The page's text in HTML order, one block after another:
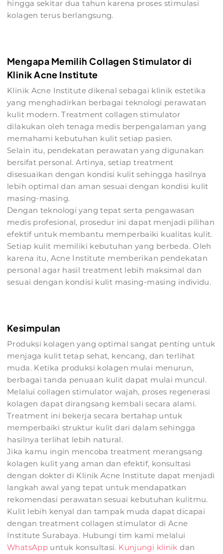
hingga sekitar dua tahun karena proses stimulasi
kolagen terus berlangsung.
Mengapa Memilih Collagen Stimulator di
Klinik Acne Institute
Klinik Acne Institute dikenal sebagai klinik estetika
yang menghadirkan berbagai teknologi perawatan
kulit modern. Treatment collagen stimulator
dilakukan oleh tenaga medis berpengalaman yang
memahami kebutuhan kulit setiap pasien.
Selain itu, pendekatan perawatan yang digunakan
bersifat personal. Artinya, setiap treatment
disesuaikan dengan kondisi kulit sehingga hasilnya
lebih optimal dan aman sesuai dengan kondisi kulit
masing-masing.
Dengan teknologi yang tepat serta pengawasan
medis profesional, prosedur ini dapat menjadi pilihan
efektif untuk membantu memperbaiki kualitas kulit.
Setiap kulit memiliki kebutuhan yang berbeda. Oleh
karena itu, Acne Institute memberikan pendekatan
personal agar hasil treatment lebih maksimal dan
sesuai dengan kondisi kulit masing-masing individu.
Kesimpulan
Produksi kolagen yang optimal sangat penting untuk
menjaga kulit tetap sehat, kencang, dan terlihat
muda. Ketika produksi kolagen mulai menurun,
berbagai tanda penuaan kulit dapat mulai muncul.
Melalui collagen stimulator wajah, proses regenerasi
kolagen dapat dirangsang kembali secara alami.
Treatment ini bekerja secara bertahap untuk
memperbaiki struktur kulit dari dalam sehingga
hasilnya terlihat lebih natural.
Jika kamu ingin mencoba treatment merangsang
kolagen kulit yang aman dan efektif, konsultasi
dengan dokter di Klinik Acne Institute dapat menjadi
langkah awal yang tepat untuk mendapatkan
rekomendasi perawatan sesuai kebutuhan kulitmu.
Kulit lebih kenyal dan tampak muda dapat dicapai
dengan treatment collagen stimulator di Acne
Institute Surabaya. Hubungi tim kami melalui
WhatsApp untuk konsultasi. Kunjungi klinik dan